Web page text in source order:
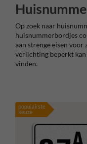
Op zoek naar
huisnummerbordjes
aan strenge eisen
verlichting beperkt kan
vinden.
populairste
keuze